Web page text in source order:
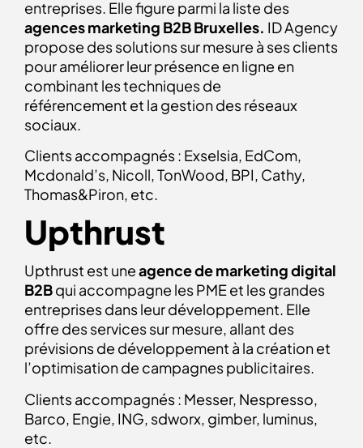
entreprises. Elle figure parmi la liste des
agences marketing B2B Bruxelles. ID Agency
propose des solutions sur mesure à ses clients
pour améliorer leur présence en ligne en
combinant les techniques de
référencement et la gestion des réseaux
sociaux.
Clients accompagnés : Exselsia, EdCom,
Mcdonald’s, Nicoll, TonWood, BPI, Cathy,
Thomas&Piron, etc.
Upthrust
Upthrust est uneagence de marketing digital
B2Bqui accompagne les PME et les grandes
entreprises dans leur développement. Elle
offre des services sur mesure, allant des
prévisions de développement à la création et
l’optimisation de campagnes publicitaires.
Clients accompagnés : Messer, Nespresso,
Barco, Engie, ING, sdworx, gimber, luminus,
etc.